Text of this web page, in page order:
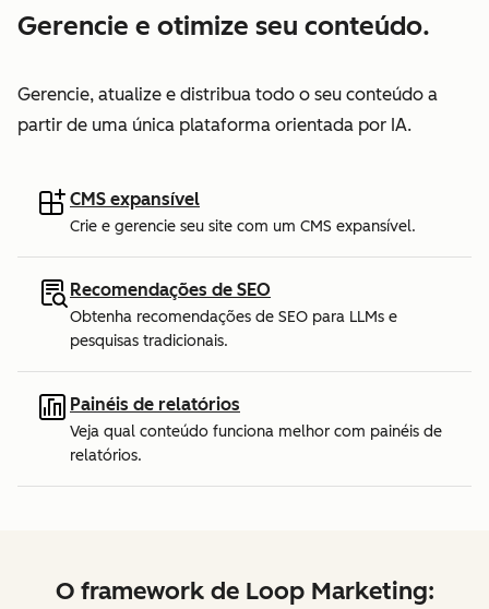
Gerencie e otimize seu conteúdo.
Gerencie, atualize e distribua todo o seu conteúdo a
partir de uma única plataforma orientada por IA.
CMS expansível
Crie e gerencie seu site com um CMS expansível.
Recomendações de SEO
Obtenha recomendações de SEO para LLMs e
pesquisas tradicionais.
Painéis de relatórios
Veja qual conteúdo funciona melhor com painéis de
relatórios.
O framework de Loop Marketing: